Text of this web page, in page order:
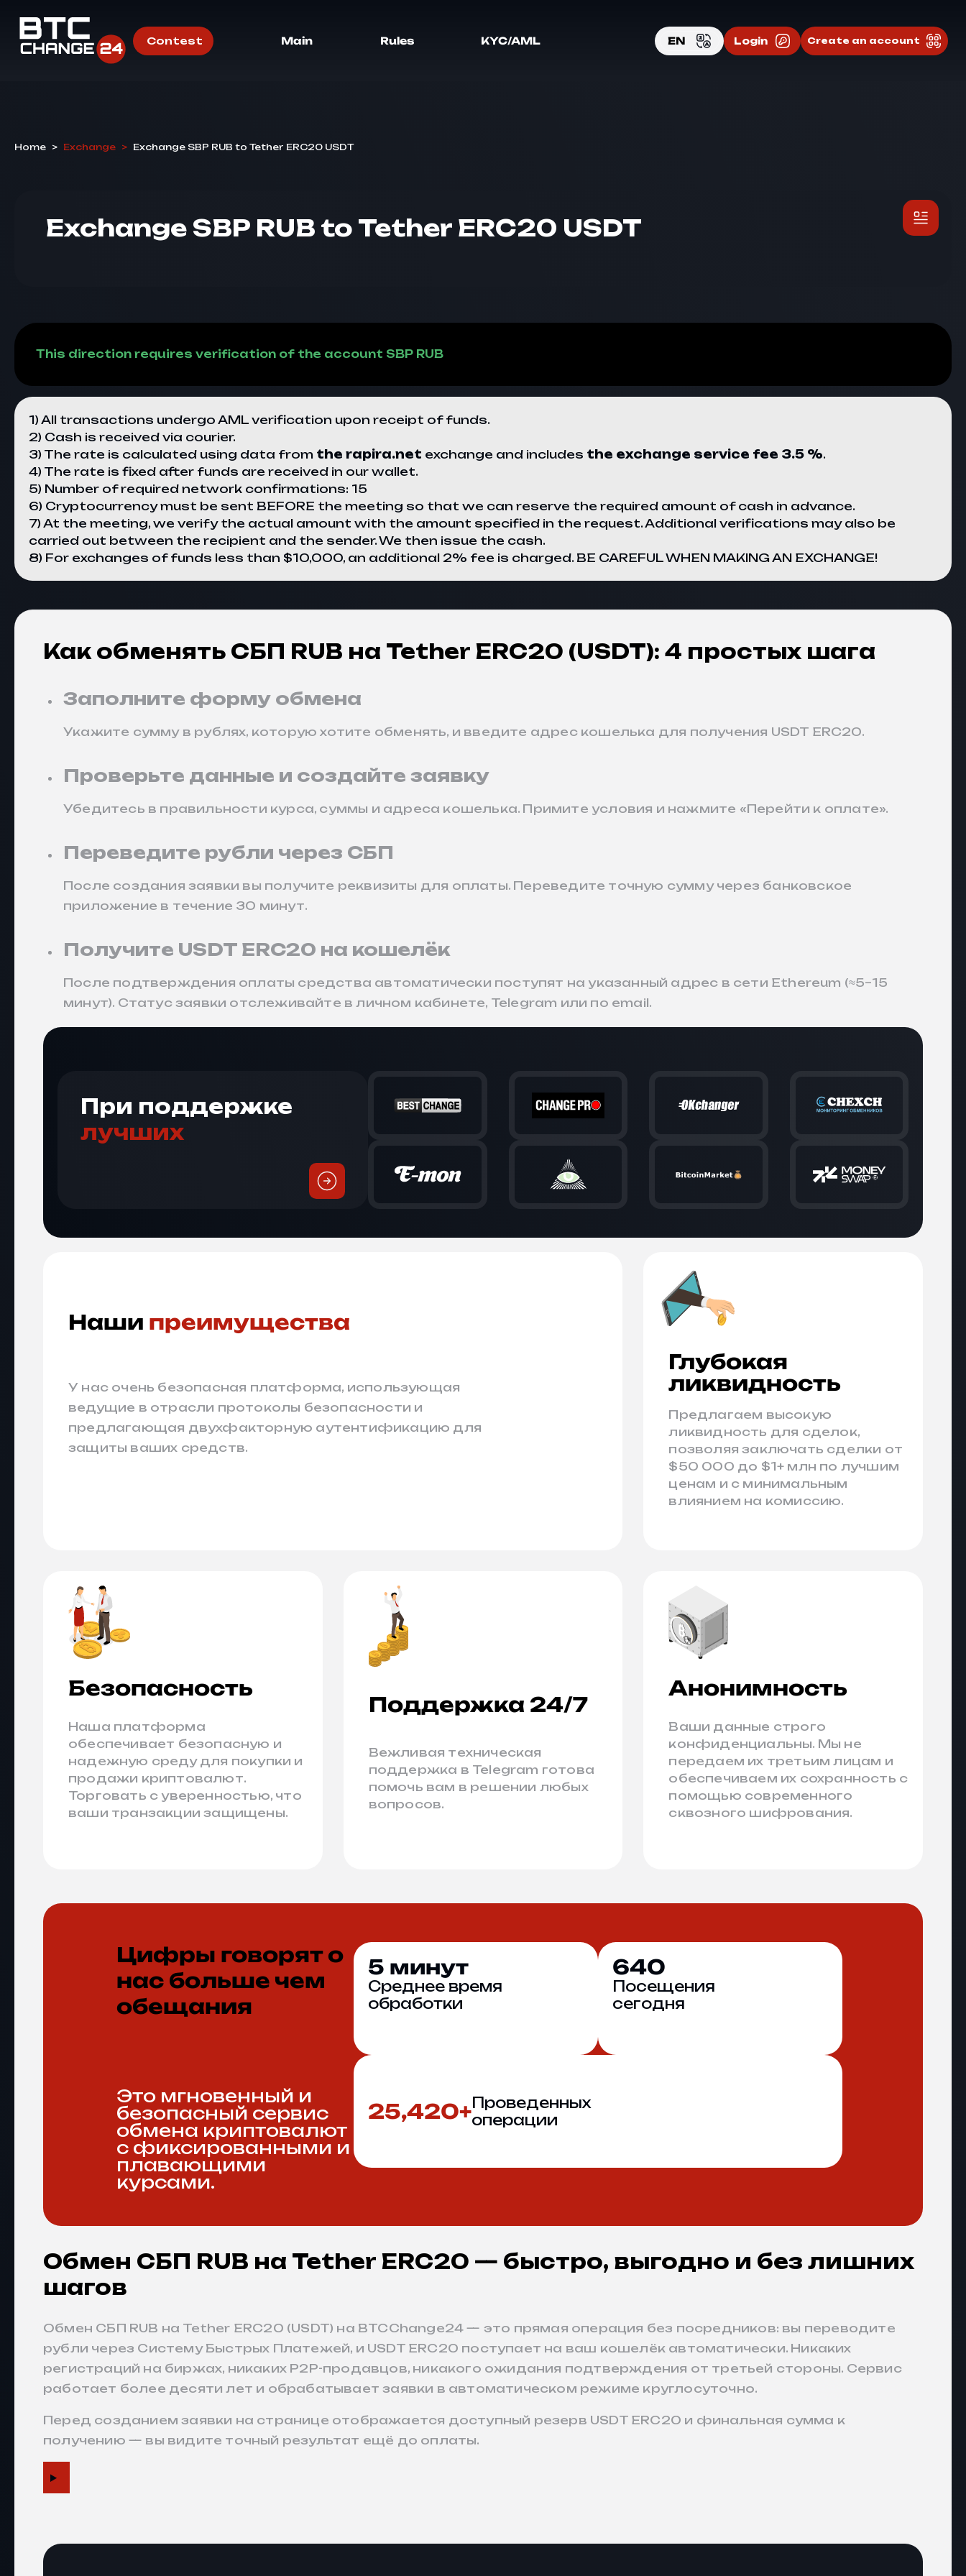
Contest Main Rules KYC/AML EN Login Create an account
Home > Exchange > Exchange SBP RUB to Tether ERC20 USDT
Exchange SBP RUB to Tether ERC20 USDT
This direction requires verification of the account SBP RUB
1) All transactions undergo AML verification upon receipt of funds.
2) Cash is received via courier.
3) The rate is calculated using data from the rapira.net exchange and includes the exchange service fee 3.5 %.
4) The rate is fixed after funds are received in our wallet.
5) Number of required network confirmations: 15
6) Cryptocurrency must be sent BEFORE the meeting so that we can reserve the required amount of cash in advance.
7) At the meeting, we verify the actual amount with the amount specified in the request. Additional verifications may also be
carried out between the recipient and the sender. We then issue the cash.
8) For exchanges of funds less than $10,000, an additional 2% fee is charged. BE CAREFUL WHEN MAKING AN EXCHANGE!
Как обменять СБП RUB на Tether ERC20 (USDT): 4 простых шага
Заполните форму обмена
Укажите сумму в рублях, которую хотите обменять, и введите адрес кошелька для получения USDT ERC20.
Проверьте данные и создайте заявку
Убедитесь в правильности курса, суммы и адреса кошелька. Примите условия и нажмите «Перейти к оплате».
Переведите рубли через СБП
После создания заявки вы получите реквизиты для оплаты. Переведите точную сумму через банковское
приложение в течение 30 минут.
Получите USDT ERC20 на кошелёк
После подтверждения оплаты средства автоматически поступят на указанный адрес в сети Ethereum (≈5–15
минут). Статус заявки отслеживайте в личном кабинете, Telegram или по email.
При поддержке
лучших
Наши преимущества
У нас очень безопасная платформа, использующая
ведущие в отрасли протоколы безопасности и
предлагающая двухфакторную аутентификацию для
защиты ваших средств.
Глубокая
ликвидность
Предлагаем высокую
ликвидность для сделок,
позволяя заключать сделки от
$50 000 до $1+ млн по лучшим
ценам и с минимальным
влиянием на комиссию.
Безопасность
Наша платформа
обеспечивает безопасную и
надежную среду для покупки и
продажи криптовалют.
Торговать с уверенностью, что
ваши транзакции защищены.
Поддержка 24/7
Вежливая техническая
поддержка в Telegram готова
помочь вам в решении любых
вопросов.
Анонимность
Ваши данные строго
конфиденциальны. Мы не
передаем их третьим лицам и
обеспечиваем их сохранность с
помощью современного
сквозного шифрования.
Цифры говорят о
нас больше чем
обещания
Это мгновенный и
безопасный сервис
обмена криптовалют
с фиксированными и
плавающими
курсами.
5 минут
Среднее время
обработки
640
Посещения
сегодня
25,420+Проведенных
операции
Обмен СБП RUB на Tether ERC20 — быстро, выгодно и без лишних
шагов
Обмен СБП RUB на Tether ERC20 (USDT) на BTCChange24 — это прямая операция без посредников: вы переводите
рубли через Систему Быстрых Платежей, и USDT ERC20 поступает на ваш кошелёк автоматически. Никаких
регистраций на биржах, никаких P2P-продавцов, никакого ожидания подтверждения от третьей стороны. Сервис
работает более десяти лет и обрабатывает заявки в автоматическом режиме круглосуточно.
Перед созданием заявки на странице отображается доступный резерв USDT ERC20 и финальная сумма к
получению — вы видите точный результат ещё до оплаты.